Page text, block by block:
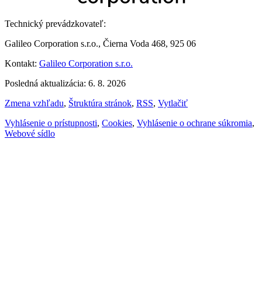
Technický prevádzkovateľ:
Galileo Corporation s.r.o., Čierna Voda 468, 925 06
Kontakt: Galileo Corporation s.r.o.
Posledná aktualizácia: 6. 8. 2026
Zmena vzhľadu, Štruktúra stránok, RSS, Vytlačiť
Vyhlásenie o prístupnosti, Cookies, Vyhlásenie o ochrane súkromia,
Webové sídlo